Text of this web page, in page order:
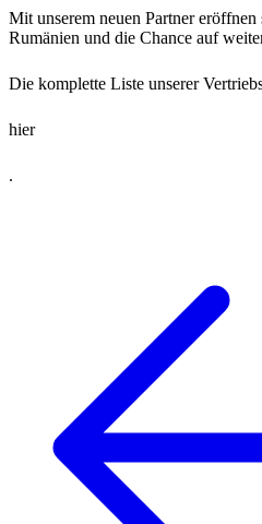
Mit unserem neuen Partner
Rumänien und die Chance auf
Die komplette Liste unserer
hier
.